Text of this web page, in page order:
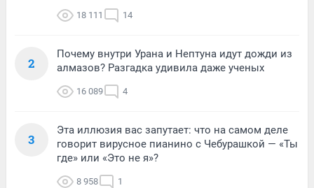
18 111 14
2
Почему внутри Урана и Нептуна идут дожди из
алмазов? Разгадка удивила даже ученых
16 089 4
3
Эта иллюзия вас запутает: что на самом деле
говорит вирусное пианино с Чебурашкой — «Ты
где» или «Это не я»?
8 958 1